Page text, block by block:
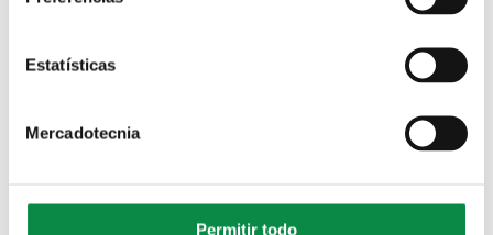
Estatísticas
Mercadotecnia
Permitir todo